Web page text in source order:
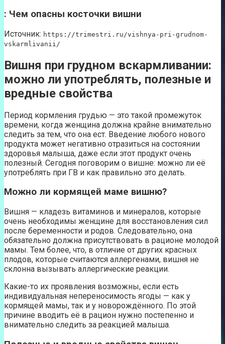
: Чем опасны косточки вишни
Источник: https://trimestri.ru/vishnya-pri-grudnom-
vskarmlivanii/
Вишня при грудном вскармливании:
можно ли употреблять, полезные и
вредные свойства
Период кормления грудью — это такой промежуток
времени, когда женщина должна крайне внимательно
следить за тем, что она ест. Введение любого нового
продукта может негативно отразиться на состоянии
здоровья малыша, даже если этот продукт очень
полезный. Сегодня поговорим о вишне: можно ли её
употреблять при ГВ и как правильно это делать.
Можно ли кормящей маме вишню?
Вишня — кладезь витаминов и минералов, которые
очень необходимы женщине для восстановления сил
после беременности и родов. Следовательно, она
обязательно должна присутствовать в рационе молодой
мамы. Тем более, что, в отличие от других красных
плодов, которые считаются аллергенами, вишня не
склонна вызывать аллергические реакции.
Какие-то их проявления возможны, если есть
индивидуальная непереносимость ягоды — как у
кормящей мамы, так и у новорождённого. По этой
причине вводить её в рацион нужно постепенно и
внимательно следить за реакцией малыша.